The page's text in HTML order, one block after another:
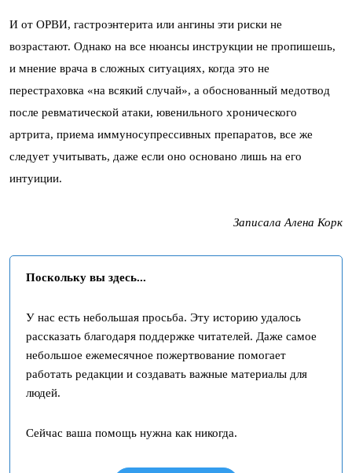
И от ОРВИ, гастроэнтерита или ангины эти риски не
возрастают. Однако на все нюансы инструкции не пропишешь,
и мнение врача в сложных ситуациях, когда это не
перестраховка «на всякий случай», а обоснованный медотвод
после ревматической атаки, ювенильного хронического
артрита, приема иммуносупрессивных препаратов, все же
следует учитывать, даже если оно основано лишь на его
интуиции.
Записала Алена Корк
Поскольку вы здесь...
У нас есть небольшая просьба. Эту историю удалось
рассказать благодаря поддержке читателей. Даже самое
небольшое ежемесячное пожертвование помогает
работать редакции и создавать важные материалы для
людей.
Сейчас ваша помощь нужна как никогда.